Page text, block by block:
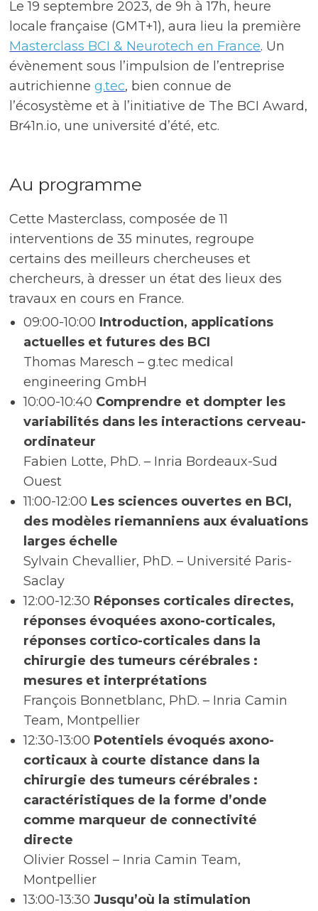
Le 19 septembre 2023, de 9h à 17h, heure
locale française (GMT+1), aura lieu la première
Masterclass BCI & Neurotech en France. Un
évènement sous l’impulsion de l’entreprise
autrichienneg.tec, bien connue de
l’écosystème et à l’initiative de The BCI Award,
Br41n.io, une université d’été, etc.
Au programme
Cette Masterclass, composée de 11
interventions de 35 minutes, regroupe
certains des meilleurs chercheuses et
chercheurs, à dresser un état des lieux des
travaux en cours en France.
09:00-10:00 Introduction, applications
actuelles et futures des BCI
Thomas Maresch – g.tec medical
engineering GmbH
10:00-10:40 Comprendre et dompter les
variabilités dans les interactions cerveau-
ordinateur
Fabien Lotte, PhD. – Inria Bordeaux-Sud
Ouest
11:00-12:00 Les sciences ouvertes en BCI,
des modèles riemanniens aux évaluations
larges échelle
Sylvain Chevallier, PhD. – Université Paris-
Saclay
12:00-12:30 Réponses corticales directes,
réponses évoquées axono-corticales,
réponses cortico-corticales dans la
chirurgie des tumeurs cérébrales :
mesures et interprétations
François Bonnetblanc, PhD. – Inria Camin
Team, Montpellier
12:30-13:00 Potentiels évoqués axono-
corticaux à courte distance dans la
chirurgie des tumeurs cérébrales :
caractéristiques de la forme d’onde
comme marqueur de connectivité
directe
Olivier Rossel – Inria Camin Team,
Montpellier
13:00-13:30Jusqu’où la stimulation